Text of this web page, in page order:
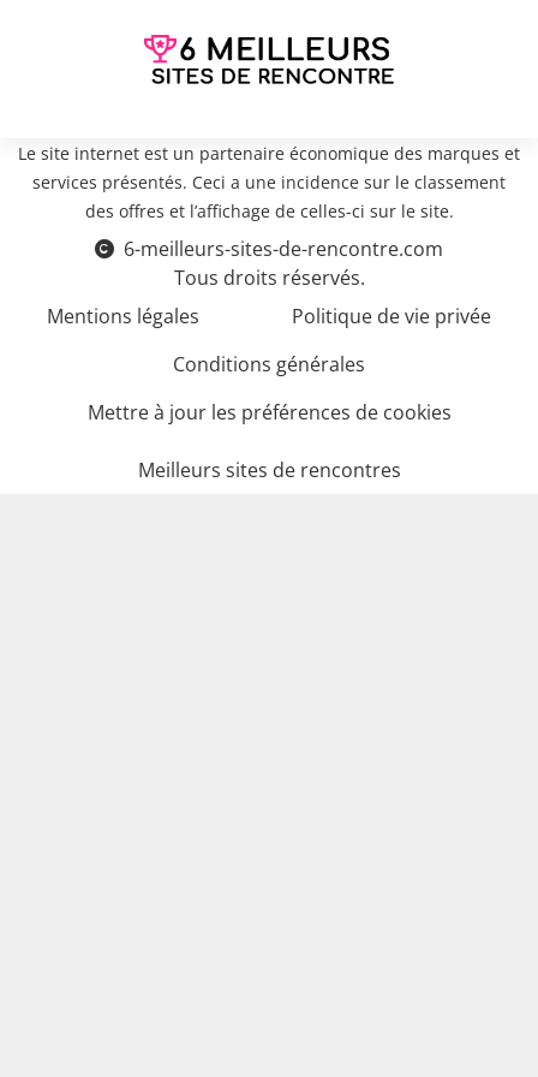
Le site internet est un partenaire économique des marques et
services présentés. Ceci a une incidence sur le classement
des offres et l’affichage de celles-ci sur le site.
6-meilleurs-sites-de-rencontre.com
Tous droits réservés.
Mentions légales
Politique de vie privée
Conditions générales
Mettre à jour les préférences de cookies
Meilleurs sites de rencontres